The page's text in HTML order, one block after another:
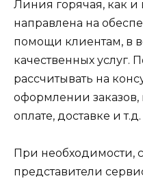
Линия горячая, как
направлена на
помощи клиентам, в
качественных услуг.
рассчитывать на
оформлении заказов,
оплате, доставке и т.д.
При необходимости,
представители